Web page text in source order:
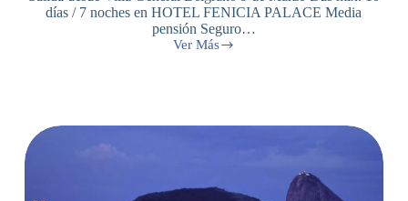
días / 7 noches en HOTEL FENICIA PALACE Media
pensión Seguro…
Ver Más